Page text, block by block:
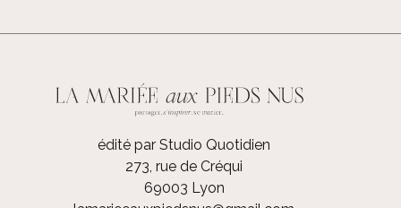
édité par Studio Quotidien
273, rue de Créqui
69003 Lyon